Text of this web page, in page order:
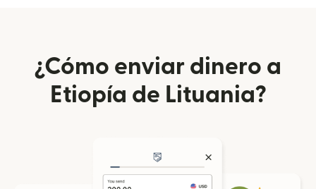
¿Cómo enviar dinero a
Etiopía de Lituania?